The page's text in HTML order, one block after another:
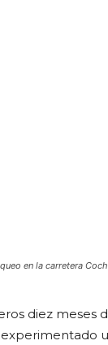
en la carretera
diez meses